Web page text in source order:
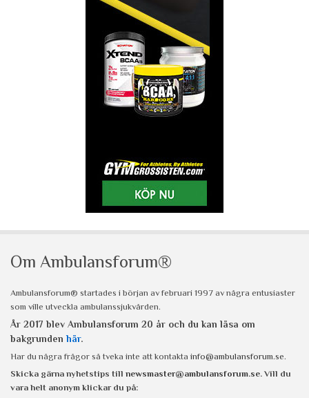
Om Ambulansforum®
Ambulansforum® startades i början av februari 1997 av några entusiaster
som ville utveckla ambulanssjukvården.
År 2017 blev Ambulansforum 20 år och du kan läsa om
bakgrunden här.
Har du några frågor så tveka inte att kontakta info@ambulansforum.se.
Skicka gärna nyhetstips till newsmaster@ambulansforum.se. Vill du
vara helt anonym klickar du på: